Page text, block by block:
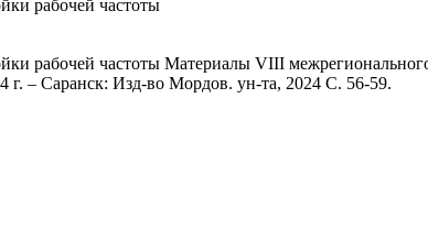
рабочей частоты
рабочей частоты Материалы VIII
г. – Саранск: Изд-во Мордов. ун-та, 2024 С. 56-59.